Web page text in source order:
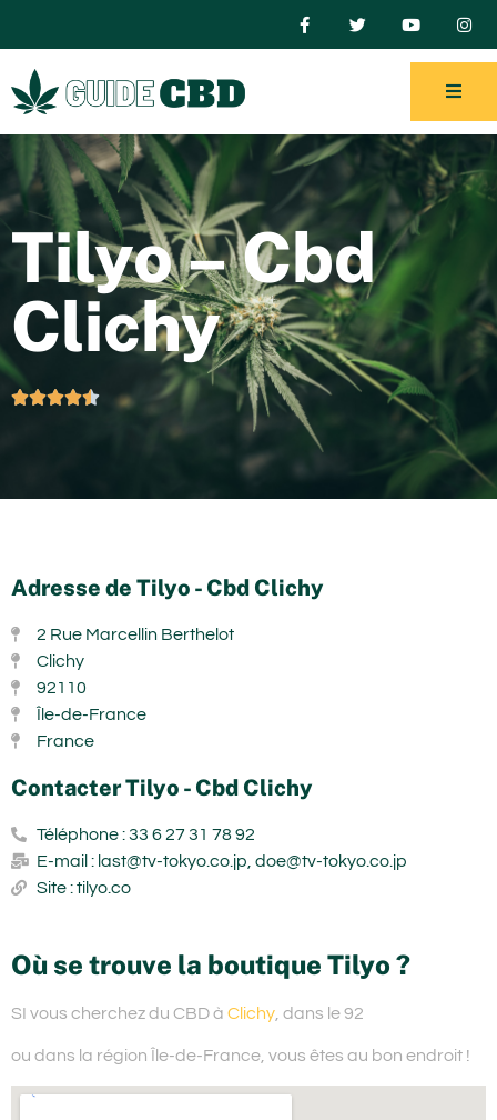
Tilyo – Cbd
Clichy

Adresse de Tilyo - Cbd Clichy
2 Rue Marcellin Berthelot
Clichy
92110
Île-de-France
France
Contacter Tilyo - Cbd Clichy
Téléphone : 33 6 27 31 78 92
E-mail : last@tv-tokyo.co.jp, doe@tv-tokyo.co.jp
Site : tilyo.co
Où se trouve la boutique Tilyo ?
SI vous cherchez du CBD à Clichy , dans le 92
ou dans la région Île-de-France, vous êtes au bon endroit !